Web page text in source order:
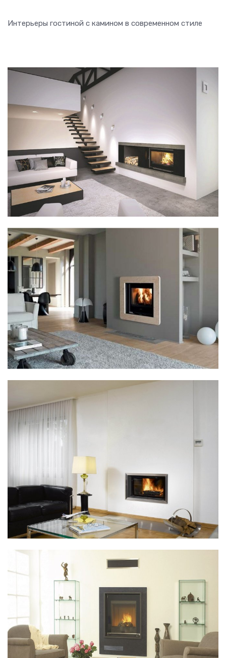
Интерьеры гостиной с камином в современном стиле